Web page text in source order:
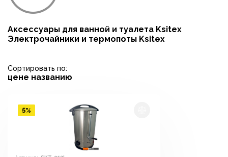
Аксессуары для ванной и туалета Ksitex
Электрочайники и термопоты Ksitex
Сортировать по:
цене названию
5%